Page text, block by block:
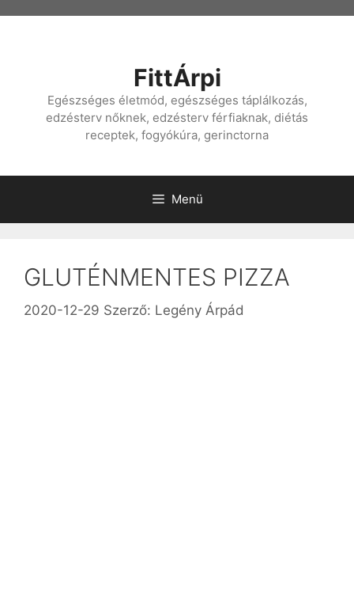
FittÁrpi
Egészséges életmód, egészséges táplálkozás,
edzésterv nőknek, edzésterv férfiaknak, diétás
receptek, fogyókúra, gerinctorna
Menü
GLUTÉNMENTES PIZZA
2020-12-29 Szerző: Legény Árpád